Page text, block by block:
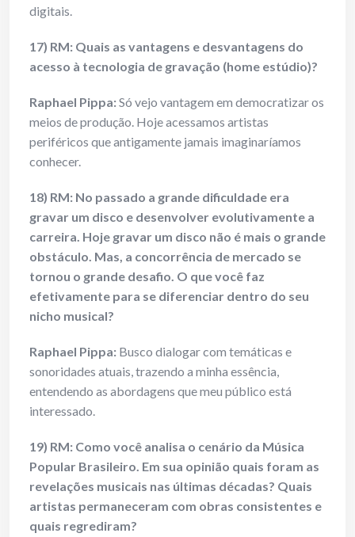
digitais.
17) RM: Quais as vantagens e desvantagens do
acesso à tecnologia de gravação (home estúdio)?
Raphael Pippa:Só vejo vantagem em democratizar os
meios de produção. Hoje acessamos artistas
periféricos que antigamente jamais imaginaríamos
conhecer.
18) RM: No passado a grande dificuldade era
gravar um disco e desenvolver evolutivamente a
carreira. Hoje gravar um disco não é mais o grande
obstáculo. Mas, a concorrência de mercado se
tornou o grande desafio. O que você faz
efetivamente para se diferenciar dentro do seu
nicho musical?
Raphael Pippa: Busco dialogar com temáticas e
sonoridades atuais, trazendo a minha essência,
entendendo as abordagens que meu público está
interessado.
19) RM: Como você analisa o cenário da Música
Popular Brasileiro. Em sua opinião quais foram as
revelações musicais nas últimas décadas? Quais
artistas permaneceram com obras consistentes e
quais regrediram?